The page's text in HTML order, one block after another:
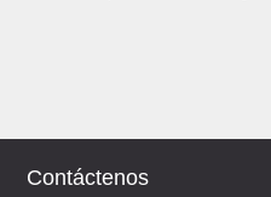
Contáctenos